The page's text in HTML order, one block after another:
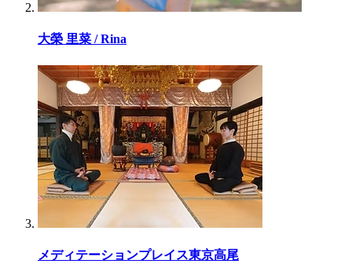
大榮 里菜 / Rina
メディテーションプレイス東京高尾